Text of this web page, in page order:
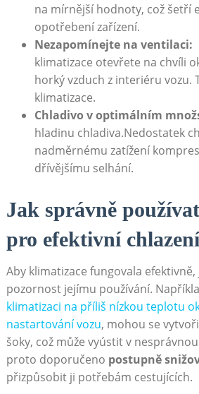
na mírnější⁤ hodnoty, což šetří⁣
opotřebení zařízení.
Nezapomínejte na ventilaci:
klimatizace otevřete na ⁤chvíli
horký vzduch‌ z interiéru vozu.
klimatizace.
Chladivo v optimálním
hladinu chladiva.Nedostatek
⁤nadměrnému⁢ zatížení⁢
dřívějšímu selhání.
Jak správně
pro efektivní chlazení
Aby klimatizace fungovala ⁢efektivně,
pozornost ⁣jejímu používání.⁣
klimatizaci na‍ příliš nízkou ‍teplotu
nastartování ​vozu, mohou⁤ se
šoky, což může ‌vyústit ‌v
proto doporučeno postupně
přizpůsobit ji ⁢potřebám cestujících.